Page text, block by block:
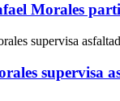
Morales
supervisa